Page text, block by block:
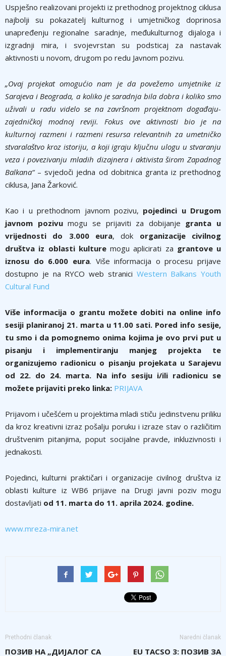
Uspješno realizovani projekti iz prethodnog projektnog ciklusa
najbolji su pokazatelj kulturnog i umjetničkog doprinosa
unapređenju regionalne saradnje, međukulturnog dijaloga i
izgradnji mira, i svojevrstan su podsticaj za nastavak
aktivnosti u novom, drugom po redu Javnom pozivu.
„Ovaj projekat omogućio nam je da povežemo umjetnike iz
Sarajeva i Beograda, a koliko je saradnja bila dobra i koliko smo
uživali u radu videlo se na završnom projektnom događaju-
zajedničkoj modnoj reviji. Fokus ove aktivnosti bio je na
kulturnoj razmeni i razmeni resursa relevantnih za umetničko
stvaralaštvo kroz istoriju, a koji igraju ključnu ulogu u stvaranju
veza i povezivanju mladih dizajnera i aktivista širom Zapadnog
Balkana“– svjedoči jedna od dobitnica granta iz prethodnog
ciklusa, Jana Žarković.
Kao i u prethodnom javnom pozivu, pojedinci u Drugom
javnom pozivumogu se prijaviti za dobijanje granta u
vrijednosti do 3.000 eura, dok organizacije civilnog
društva iz oblasti kulture mogu aplicirati za grantove u
iznosu do 6.000 eura. Više informacija o procesu prijave
dostupno je na RYCO web stranici Western Balkans Youth
Cultural Fund
Više informacija o grantu možete dobiti na online info
sesiji planiranoj 21. marta u 11.00 sati. Pored info sesije,
tu smo i da pomognemo onima kojima je ovo prvi put u
pisanju i implementiranju manjeg projekta te
organizujemo radionicu o pisanju projekata u Sarajevu
od 22. do 24. marta. Na info sesiju i/ili radionicu se
možete prijaviti preko linka: PRIJAVA
Prijavom i učešćem u projektima mladi stiču jedinstvenu priliku
da kroz kreativni izraz pošalju poruku i izraze stav o različitim
društvenim pitanjima, poput socijalne pravde, inkluzivnosti i
jednakosti.
Pojedinci, kulturni praktičari i organizacije civilnog društva iz
oblasti kulture iz WB6 prijave na Drugi javni poziv mogu
dostavljati od 11. marta do 11. aprila 2024. godine.
www.mreza-mira.net
Prethodni članak
ПОЗИВ НА „ДИЈАЛОГ СА
Naredni članak
EU TACSO 3: ПОЗИВ ЗА